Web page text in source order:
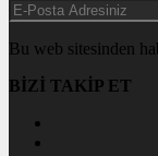
Bu web sitesinden
BİZİ TAKİP ET